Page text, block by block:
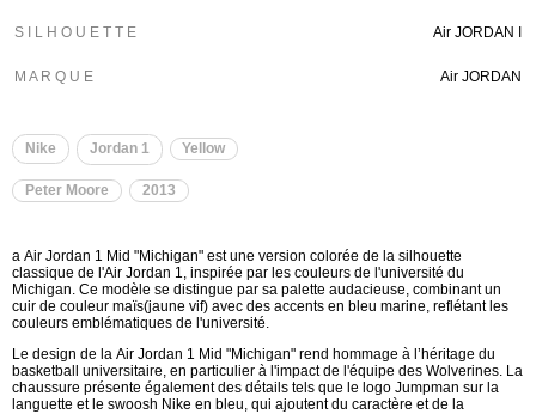
S I L H O U E T T E Air JORDAN I
M A R Q U E Air JORDAN
Nike Jordan 1 Yellow
Peter Moore 2013
a Air Jordan 1 Mid "Michigan" est une version colorée de la silhouette
classique de l'Air Jordan 1, inspirée par les couleurs de l'université du
Michigan. Ce modèle se distingue par sa palette audacieuse, combinant un
cuir de couleur maïs(jaune vif) avec des accents en bleu marine, reflétant les
couleurs emblématiques de l'université.
Le design de la Air Jordan 1 Mid "Michigan" rend hommage à l’héritage du
basketball universitaire, en particulier à l'impact de l'équipe des Wolverines. La
chaussure présente également des détails tels que le logo Jumpman sur la
languette et le swoosh Nike en bleu, qui ajoutent du caractère et de la